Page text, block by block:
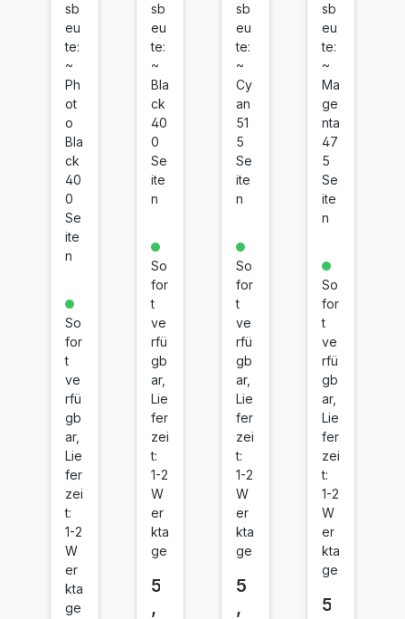
inkl. 19% MwSt. Versand
rp
at
ro
ne
ko
m
pa
tib
el
fü
r
C
P
GI
-
53
0
X
L
Sc
h
w
ar
z
sb
eu
te:
~
Ph
ot
o
Bla
ck
40
0
Se
ite
n
So
for
t
ve
rfü
gb
ar,
Lie
fer
zei
t:
1-2
W
er
kta
ge
rp
at
ro
ne
ko
m
pa
tib
el
fü
C
an
on
LI-
53
1X
L
Ph
ot
o
Sc
h
w
ar
z
sb
eu
te:
~
Bla
ck
40
0
Se
ite
n
So
for
t
ve
rfü
gb
ar,
Lie
fer
zei
t:
1-2
W
er
kta
ge
5
,
rp
at
ro
ne
ko
m
pa
tib
el
fü
C
an
on
LI-
53
1X
L
C
ya
n
sb
eu
te:
~
Cy
an
51
5
Se
ite
n
So
for
t
ve
rfü
gb
ar,
Lie
fer
zei
t:
1-2
W
er
kta
ge
5
,
rp
at
ro
ne
ko
m
pa
tib
el
fü
r
an
on
C
LI-
53
1X
L
M
ag
en
ta
sb
eu
te:
~
Ma
ge
nta
47
5
Se
ite
n
So
for
t
ve
rfü
gb
ar,
Lie
fer
zei
t:
1-2
W
er
kta
ge
5